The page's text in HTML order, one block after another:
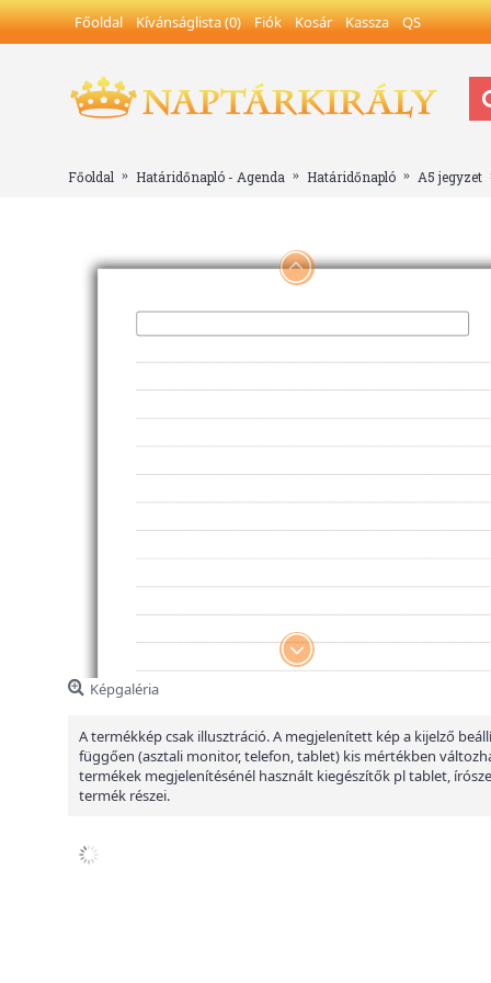
Főoldal Kívánságlista (0) Fiók Kosár Kassza QS
Főoldal Határidőnapló - Agenda Határidőnapló A5 jegyzet
Képgaléria
A termékkép csak illusztráció. A megjelenített kép a kijelző
függően (asztali monitor, telefon, tablet) kis mértékben
termékek megjelenítésénél használt kiegészítők pl tablet,
termék részei.